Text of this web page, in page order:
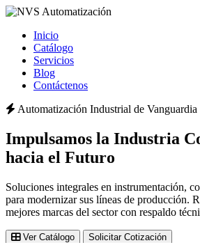
Inicio
Catálogo
Servicios
Blog
Contáctenos
Automatización Industrial de Vanguardia
Impulsamos la Industria
hacia el Futuro
Soluciones integrales en instrumentación,
para modernizar sus líneas de producción.
mejores marcas del sector con respaldo
Ver Catálogo Solicitar Cotización